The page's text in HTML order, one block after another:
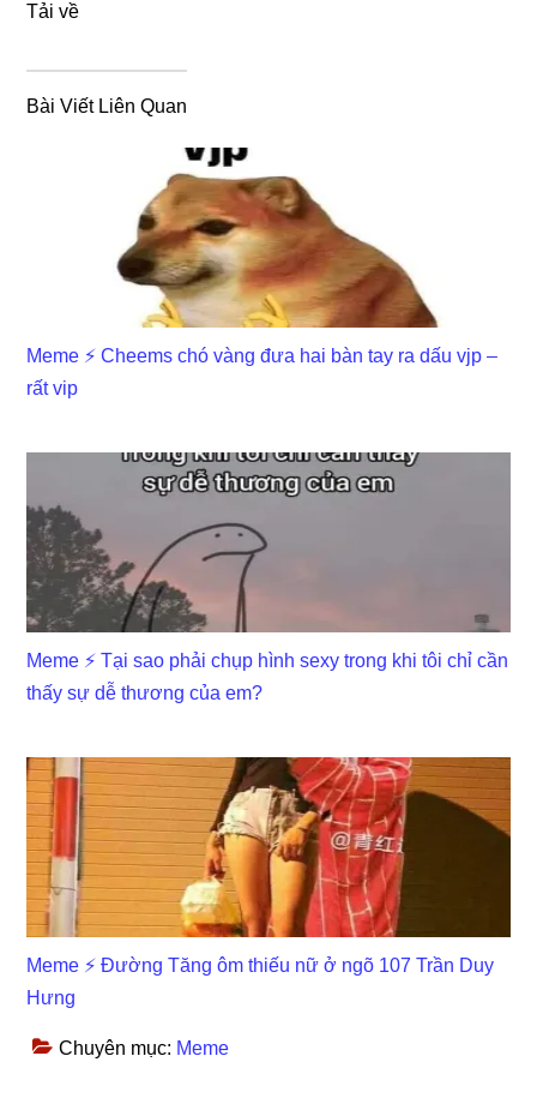
Tải về
Bài Viết Liên Quan
Meme ⚡ Cheems chó vàng đưa hai bàn tay ra dấu vjp –
rất vip
Meme ⚡ Tại sao phải chụp hình sexy trong khi tôi chỉ cần
thấy sự dễ thương của em?
Meme ⚡ Đường Tăng ôm thiếu nữ ở ngõ 107 Trần Duy
Hưng
Chuyên mục: Meme